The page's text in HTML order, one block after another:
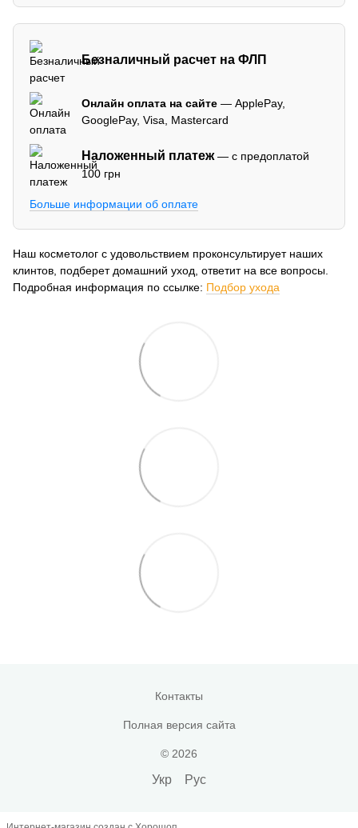
Безналичный расчет на ФЛП
Онлайн оплата на сайте — ApplePay,
GooglePay, Visa, Mastercard
Наложенный платеж— с предоплатой
100 грн
Больше информации об оплате
Наш косметолог с удовольствием проконсультирует наших
клинтов, подберет домашний уход, ответит на все вопросы.
Подробная информация по ссылке: Подбор ухода
Контакты
Полная версия сайта
© 2026
Укр Рус